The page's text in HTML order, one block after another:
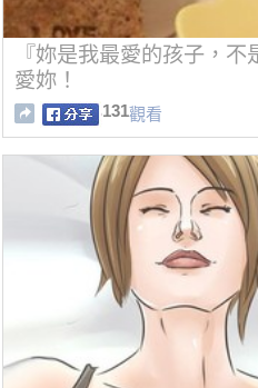
『妳是我最愛的孩子，
愛妳！
131觀看